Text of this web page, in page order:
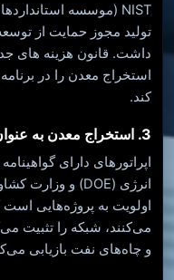
تولید مجوز حمایت از
داشت. قانون هزینه های
استخراج معدن را در
کند.
3. استخراج معدن به عنوان ابزار انرژی
اپراتورهای دارای
اولویت به پروژه‌هایی
می‌کنند، شبکه را تثبیت
و چاه‌های نفت بازیابی